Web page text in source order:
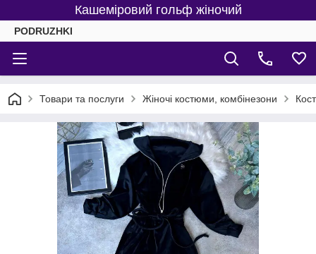
Кашеміровий гольф жіночий
PODRUZHKI
Товари та послуги Жіночі костюми, комбінезони